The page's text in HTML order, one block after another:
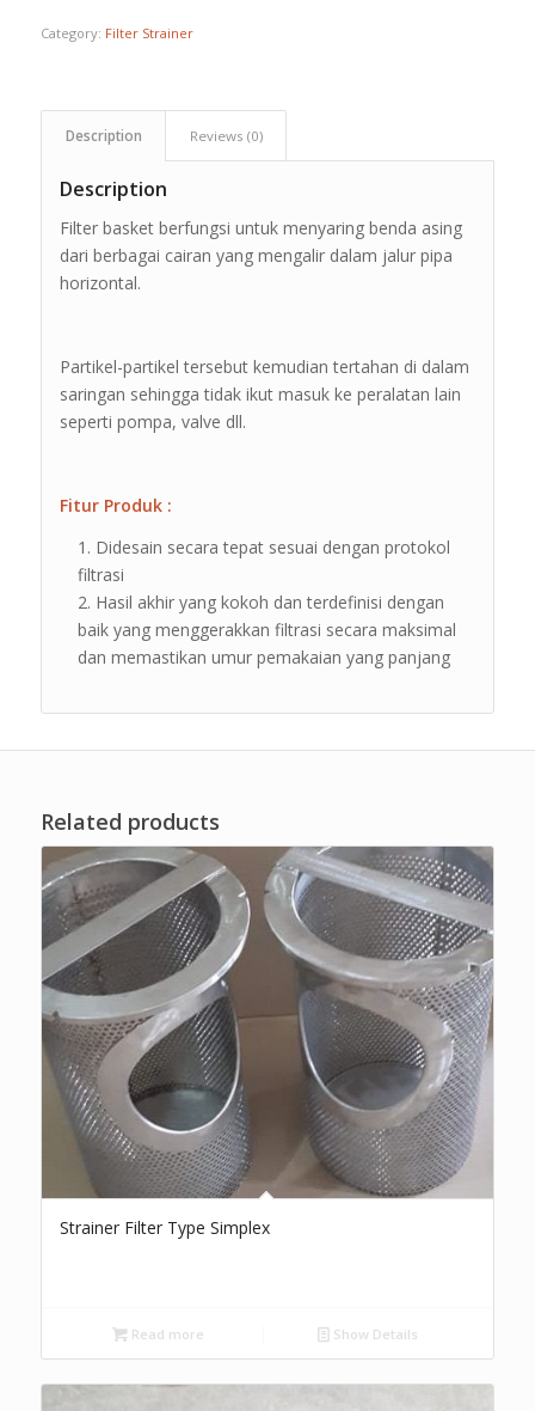
Category: Filter Strainer
Description Reviews (0)
Description
Filter basket berfungsi untuk menyaring benda asing
dari berbagai cairan yang mengalir dalam jalur pipa
horizontal.
Partikel-partikel tersebut kemudian tertahan di dalam
saringan sehingga tidak ikut masuk ke peralatan lain
seperti pompa, valve dll.
Fitur Produk :
Didesain secara tepat sesuai dengan protokol
filtrasi
Hasil akhir yang kokoh dan terdefinisi dengan
baik yang menggerakkan filtrasi secara maksimal
dan memastikan umur pemakaian yang panjang
Related products
Strainer Filter Type Simplex
Read more Show Details